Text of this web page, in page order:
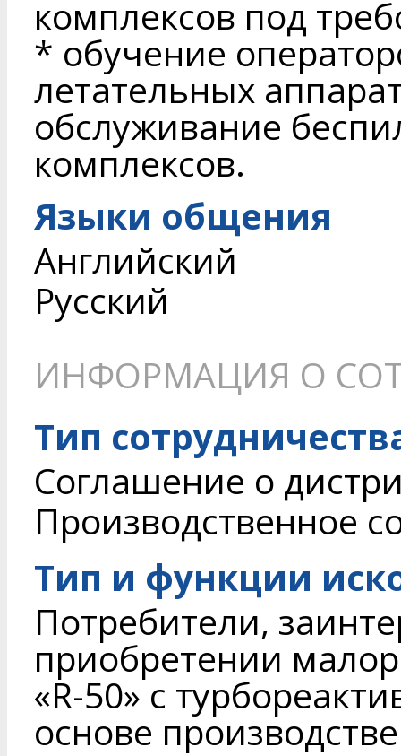
комплексов под
* обучение
летательных
обслуживание
комплексов.
Языки общения
Английский
Русский
ИНФОРМАЦИЯ О
Тип
Соглашение о
Производственное
Тип и функции
Потребители,
приобретении
«R-50» с
основе